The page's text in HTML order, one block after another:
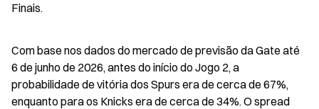
Finais.
Com base nos dados do mercado de previsão da Gate até
6 de junho de 2026, antes do início do Jogo 2, a
probabilidade de vitória dos Spurs era de cerca de 67%,
enquanto para os Knicks era de cerca de 34%. O spread